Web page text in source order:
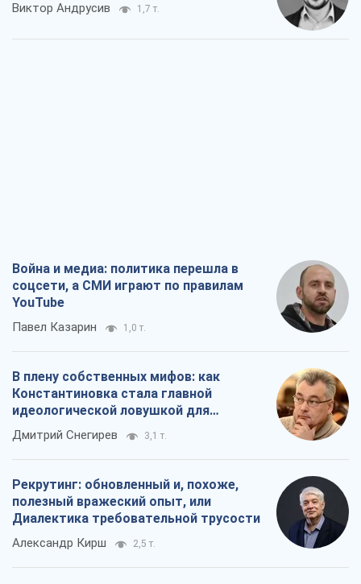
Виктор Андрусив 1,7 т.
Война и медиа: политика перешла в
соцсети, а СМИ играют по правилам
YouTube
Павел Казарин 1,0 т.
В плену собственных мифов: как
Константиновка стала главной
идеологической ловушкой для
российских оккупантов
Дмитрий Снегирев 3,1 т.
Рекрутинг: обновленный и, похоже,
полезный вражеский опыт, или
Диалектика требовательной трусости
Александр Кирш 2,5 т.